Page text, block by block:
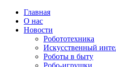
Главная
О нас
Новости
Робототехника
Искусственный
Роботы в быту
Робо-игрушки